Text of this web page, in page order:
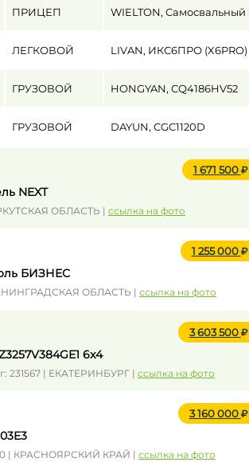
ПРИЦЕП WIELTON, Самосвальный
ЛЕГКОВОЙ LIVAN, ИКС6ПРО (X6PRO)
ГРУЗОВОЙ HONGYAN, CQ4186HV52
ГРУЗОВОЙ DAYUN, CGC1120D
1 671 500
NEXT
ОБЛАСТЬ | ссылка на фото
1 255 000
БИЗНЕС
ОБЛАСТЬ | ссылка на фото
3 603 500
6x4
231567 | ЕКАТЕРИНБУРГ | ссылка на фото
3 160 000
| КРАСНОЯРСКИЙ КРАЙ | ссылка на фото